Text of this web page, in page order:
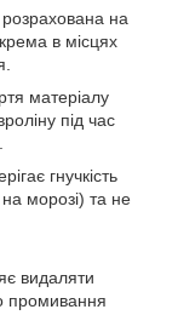
розрахована на
в місцях
матеріалу
під час
гнучкість
морозі) та не
видаляти
промивання